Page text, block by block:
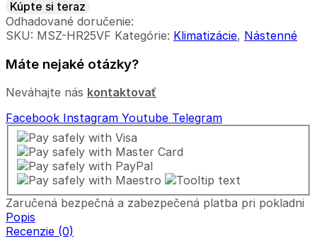
Kúpte si teraz
Odhadované doručenie:
SKU: MSZ-HR25VF Kategórie: Klimatizácie, Nástenné
Máte nejaké otázky?
Neváhajte nás kontaktovať
Facebook Instagram Youtube Telegram
Zaručená bezpečná a zabezpečená platba pri pokladni
Popis
Recenzie (0)